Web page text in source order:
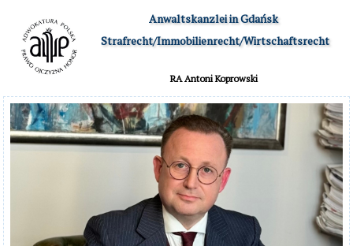
Anwaltskanzlei in Gdańsk
Strafrecht/Immobilienrecht/Wirtschaftsrecht
RA Antoni Koprowski